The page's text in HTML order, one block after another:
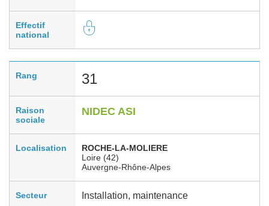
Effectif
national
Rang 31
Raison
sociale
NIDEC ASI
Localisation
ROCHE-LA-MOLIERE
Loire (42)
Auvergne-Rhône-Alpes
Secteur Installation, maintenance